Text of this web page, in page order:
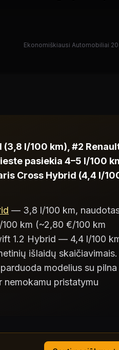
Ekonomiškiausi Automobiliai
l/100 km), #2
pasiekia 4–5 l/100
Cross Hybrid (4,4 l/
— 3,8 l/100 km,
km (~2,80 €/100 km
1.2 Hybrid — 4,4 l/100
išlaidų skaičiavimais.
modelius su pilna
nemokamu pristatymu